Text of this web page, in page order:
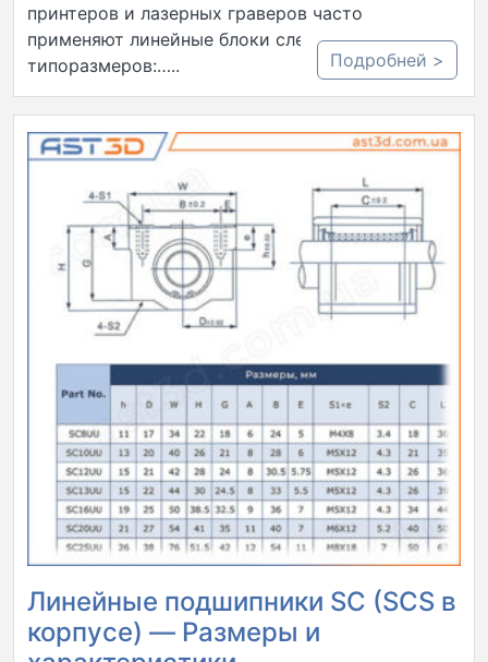
принтеров и лазерных граверов часто
применяют линейные блоки следующих
типоразмеров:…..
Подробней >
Линейные подшипники SC (SCS в
корпусе) — Размеры и